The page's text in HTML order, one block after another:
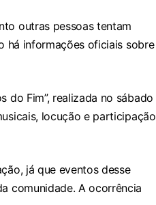
outras pessoas tentam
há informações oficiais sobre
do Fim”, realizada no sábado
locução e participação
já que eventos desse
comunidade. A ocorrência